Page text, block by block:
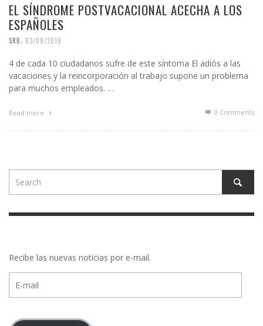
EL SÍNDROME POSTVACACIONAL ACECHA A LOS
ESPAÑOLES
SRB, 03/09/2019
4 de cada 10 ciudadanos sufre de este síntoma El adiós a las
vacaciones y la reincorporación al trabajo supone un problema
para muchos empleados. …
Read more 0 Comments
Recibe las nuevas noticias por e-mail.
mail